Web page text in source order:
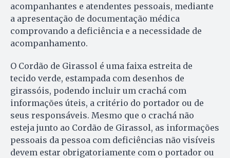
acompanhantes e atendentes pessoais, mediante
a apresentação de documentação médica
comprovando a deficiência e a necessidade de
acompanhamento.
O Cordão de Girassol é uma faixa estreita de
tecido verde, estampada com desenhos de
girassóis, podendo incluir um crachá com
informações úteis, a critério do portador ou de
seus responsáveis. Mesmo que o crachá não
esteja junto ao Cordão de Girassol, as informações
pessoais da pessoa com deficiências não visíveis
devem estar obrigatoriamente com o portador ou